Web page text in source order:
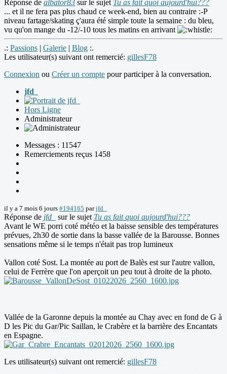
Réponse de albator83 sur le sujet Tu as fait quoi aujourd'hui???
... et il ne fera pas plus chaud ce week-end, bien au contraire :-P
niveau fartage/skating ç'aura été simple toute la semaine : du bleu,
vu qu'on mange du -12/-10 tous les matins en arrivant
.: Passions | Galerie | Blog :.
Les utilisateur(s) suivant ont remercié: gillesF78
Connexion ou Créer un compte pour participer à la conversation.
jfd_
Hors Ligne
Administrateur
Messages : 11547
Remerciements reçus 1458
il y a 7 mois 6 jours #194165 parjfd_
Réponse de jfd_ sur le sujet Tu as fait quoi aujourd'hui???
Avant le WE porri coté météo et la baisse sensible des températures
prévues, 2h30 de sortie dans la basse vallée de la Barousse. Bonnes
sensations même si le temps n'était pas trop lumineux
Vallon coté Sost. La montée au port de Balès est sur l'autre vallon,
celui de Ferrère que l'on aperçoit un peu tout à droite de la photo.
Vallée de la Garonne depuis la montée au Chay avec en fond de G à
D les Pic du Gar/Pic Saillan, le Crabère et la barrière des Encantats
en Espagne.
Les utilisateur(s) suivant ont remercié: gillesF78